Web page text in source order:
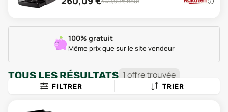
100% gratuit
Même prix que sur le site vendeur
TOUS LES RÉSULTATS 1offretrouvée
FILTRER TRIER